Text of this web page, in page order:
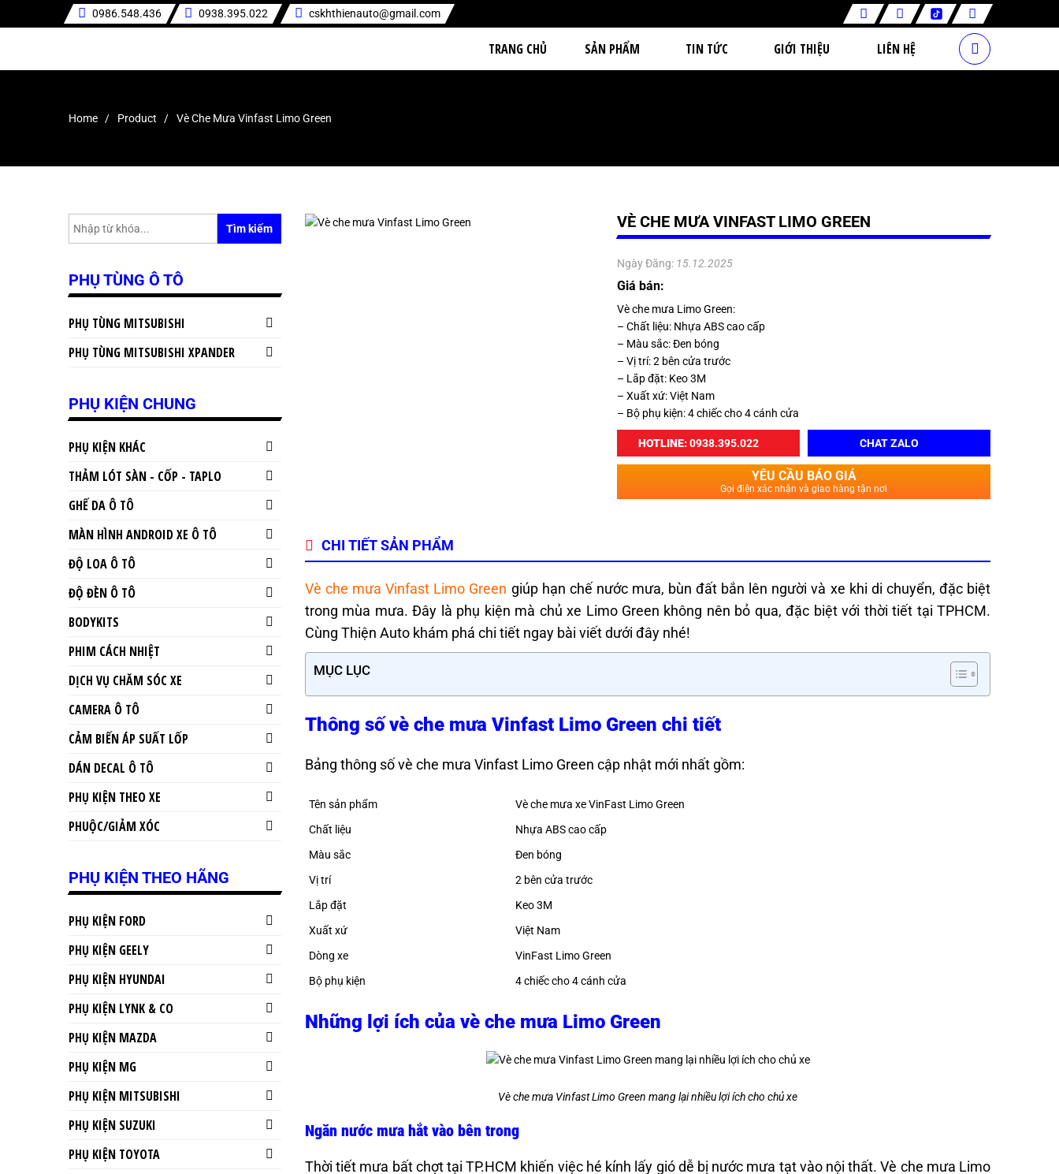
0986.548.436 0938.395.022 cskhthienauto@gmail.com
TRANG CHỦ SẢN PHẨM TIN TỨC GIỚI THIỆU LIÊN HỆ
Home Product Vè Che Mưa Vinfast Limo Green
VÈ CHE MƯA VINFAST LIMO GREEN
Ngày Đăng: 15.12.2025
Giá bán:
Vè che mưa Limo Green:
– Chất liệu: Nhựa ABS cao cấp
– Màu sắc: Đen bóng
– Vị trí: 2 bên cửa trước
– Lắp đặt: Keo 3M
– Xuất xứ: Việt Nam
– Bộ phụ kiện: 4 chiếc cho 4 cánh cửa
HOTLINE:0938.395.022 CHAT ZALO
YÊU CẦU BÁO GIÁ
Gọi điện xác nhận và giao hàng tận nơi
CHI TIẾT SẢN PHẨM
Vè che mưa Vinfast Limo Green giúp hạn chế nước mưa, bùn đất bắn lên người và xe khi di chuyển, đặc biệt
trong mùa mưa. Đây là phụ kiện mà chủ xe Limo Green không nên bỏ qua, đặc biệt với thời tiết tại TPHCM.
Cùng Thiện Auto khám phá chi tiết ngay bài viết dưới đây nhé!
MỤC LỤC
Thông số vè che mưa Vinfast Limo Green chi tiết
Bảng thông số vè che mưa Vinfast Limo Green cập nhật mới nhất gồm:
Tên sản phẩm
Vè che mưa xe VinFast Limo Green
Chất liệu
Nhựa ABS cao cấp
Màu sắc
Đen bóng
Vị trí
2 bên cửa trước
Lắp đặt
Keo 3M
Xuất xứ
Việt Nam
Dòng xe
VinFast Limo Green
Bộ phụ kiện
4 chiếc cho 4 cánh cửa
Những lợi ích của vè che mưa Limo Green
Vè che mưa Vinfast Limo Green mang lại nhiều lợi ích cho chủ xe
Ngăn nước mưa hắt vào bên trong
Thời tiết mưa bất chợt tại TP.HCM khiến việc hé kính lấy gió dễ bị nước mưa tạt vào nội thất. Vè che mưa Limo
Tìm kiếm
PHỤ TÙNG Ô TÔ
PHỤ TÙNG MITSUBISHI
PHỤ TÙNG MITSUBISHI XPANDER
PHỤ KIỆN CHUNG
PHỤ KIỆN KHÁC
THẢM LÓT SÀN - CỐP - TAPLO
GHẾ DA Ô TÔ
MÀN HÌNH ANDROID XE Ô TÔ
ĐỘ LOA Ô TÔ
ĐỘ ĐÈN Ô TÔ
BODYKITS
PHIM CÁCH NHIỆT
DỊCH VỤ CHĂM SÓC XE
CAMERA Ô TÔ
CẢM BIẾN ÁP SUẤT LỐP
DÁN DECAL Ô TÔ
PHỤ KIỆN THEO XE
PHUỘC/GIẢM XÓC
PHỤ KIỆN THEO HÃNG
PHỤ KIỆN FORD
PHỤ KIỆN GEELY
PHỤ KIỆN HYUNDAI
PHỤ KIỆN LYNK & CO
PHỤ KIỆN MAZDA
PHỤ KIỆN MG
PHỤ KIỆN MITSUBISHI
PHỤ KIỆN SUZUKI
PHỤ KIỆN TOYOTA